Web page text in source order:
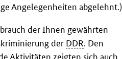
Angelegenheiten abgelehnt.)
der Ihnen gewährten
der DDR. Den
Aktivitäten zeigten sich auch